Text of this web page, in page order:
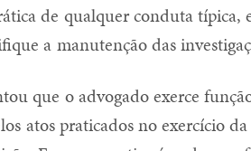
de qualquer conduta típica,
a manutenção das
que o advogado exerce
atos praticados no exercício